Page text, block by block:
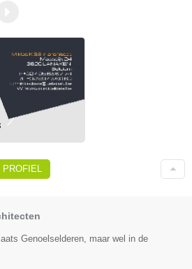
Genoelselderen, maar wel in de